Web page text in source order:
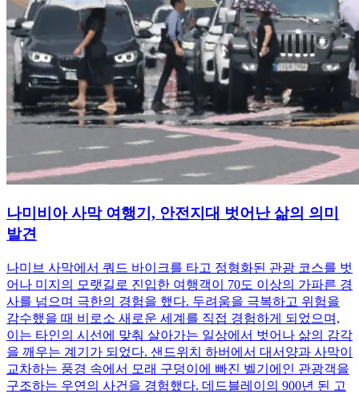
나미비아 사막 여행기, 안전지대 벗어난 삶의 의미
발견
나미브 사막에서 쿼드 바이크를 타고 정형화된 관광 코스를 벗
어나 미지의 모랫길로 진입한 여행객이 70도 이상의 가파른 경
사를 넘으며 극한의 경험을 했다. 두려움을 극복하고 위험을
감수했을 때 비로소 새로운 세계를 직접 경험하게 되었으며,
이는 타인의 시선에 맞춰 살아가는 일상에서 벗어나 삶의 감각
을 깨우는 계기가 되었다. 샌드위치 하버에서 대서양과 사막이
교차하는 풍경 속에서 모래 구덩이에 빠진 벨기에인 관광객을
구조하는 우연의 사건을 경험했다. 데드블레이의 900년 된 고